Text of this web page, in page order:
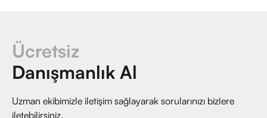
Ücretsiz
Danışmanlık Al
Uzman ekibimizle iletişim sağlayarak sorularınızı bizlere
iletebilirsiniz.